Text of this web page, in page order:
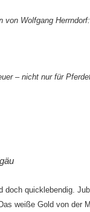
von Wolfgang Herrndorf:
– nicht nur für
doch quicklebendig.
weiße Gold von der